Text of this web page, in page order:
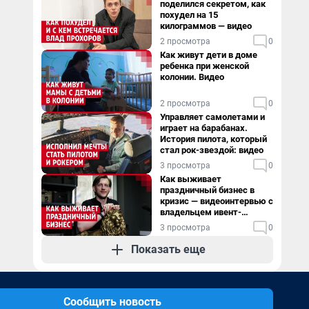
поделился секретом, как
похудел на 15
килограммов — видео
2 просмотра 0
Как живут дети в доме
ребенка при женской
колонии. Видео
2 просмотра 0
Управляет самолетами и
играет на барабанах.
История пилота, который
стал рок-звездой: видео
3 просмотра 0
Как выживает
праздничный бизнес в
кризис — видеоинтервью с
владельцем ивент-
агентства
3 просмотра 0
Показать еще
Сообщить новость